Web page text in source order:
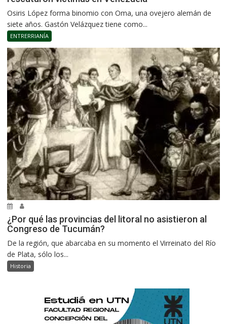
Osiris López forma binomio con Oma, una ovejero alemán de
siete años. Gastón Velázquez tiene como...
ENTRERRIANÍA
¿Por qué las provincias del litoral no asistieron al
Congreso de Tucumán?
De la región, que abarcaba en su momento el Virreinato del Río
de Plata, sólo los...
Historia